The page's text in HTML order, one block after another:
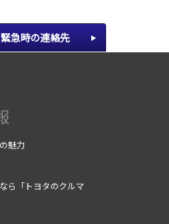
緊急時の連絡先
魅力
ら「トヨタのクルマ